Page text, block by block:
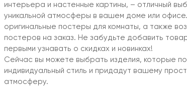
интерьера и настенные картины, – отличный
уникальной атмосферы в вашем доме или
оригинальные постеры для комнаты, а также
постеров на заказ. Не забудьте добавить
первыми узнавать о скидках и новинках!
Сейчас вы можете выбрать изделия, которые
индивидуальный стиль и придадут вашему
атмосферу.